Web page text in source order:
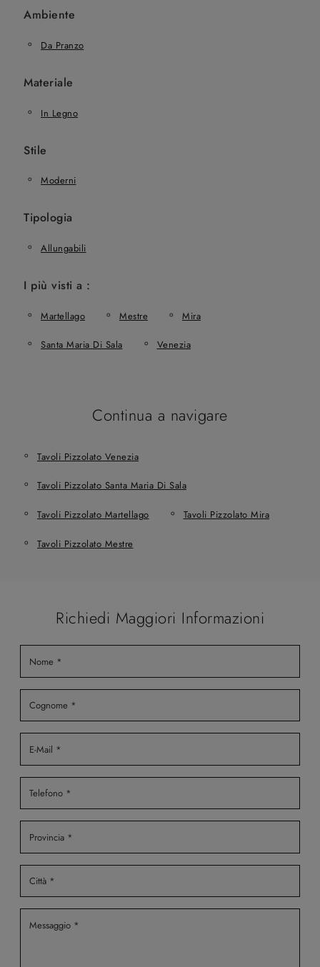
Ambiente
Da Pranzo
Materiale
In Legno
Stile
Moderni
Tipologia
Allungabili
I più visti a :
Martellago Mestre Mira
Santa Maria Di Sala Venezia
Continua a navigare
Tavoli Pizzolato Venezia
Tavoli Pizzolato Santa Maria Di Sala
Tavoli Pizzolato Martellago Tavoli Pizzolato Mira
Tavoli Pizzolato Mestre
Richiedi Maggiori Informazioni